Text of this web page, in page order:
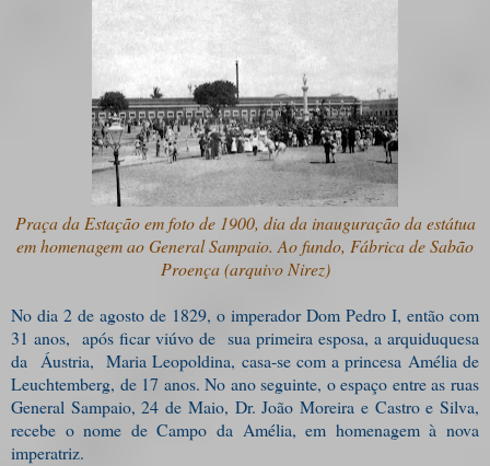
Praça da Estação em foto de 1900, dia da inauguração da estátua
em homenagem ao General Sampaio. Ao fundo, Fábrica de Sabão
Proença (arquivo Nirez)
No dia 2 de agosto de 1829, o imperador Dom Pedro I, então com
31 anos, após ficar viúvo de sua primeira esposa, a arquiduquesa
da Áustria, Maria Leopoldina, casa-se com a princesa Amélia de
Leuchtemberg, de 17 anos. No ano seguinte, o espaço entre as ruas
General Sampaio, 24 de Maio, Dr. João Moreira e Castro e Silva,
recebe o nome de Campo da Amélia, em homenagem à nova
imperatriz.